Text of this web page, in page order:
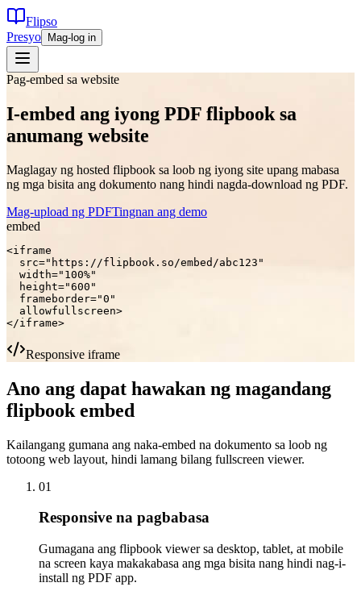
Flipso
Presyo
Mag-log in
Pag-embed sa website
I-embed ang iyong PDF flipbook sa
anumang website
Maglagay ng hosted flipbook sa loob ng iyong site upang mabasa
ng mga bisita ang dokumento nang hindi nagda-download ng PDF.
Mag-upload ng PDFTingnan ang demo
embed
<iframe
  src="https://flipbook.so/embed/abc123"
  width="100%"
  height="600"
  frameborder="0"
  allowfullscreen>
</iframe>
Responsive iframe
Ano ang dapat hawakan ng magandang
flipbook embed
Kailangang gumana ang naka-embed na dokumento sa loob ng
totoong web layout, hindi lamang bilang fullscreen viewer.
01
Responsive na pagbabasa
Gumagana ang flipbook viewer sa desktop, tablet, at mobile
na screen kaya makakabasa ang mga bisita nang hindi nag-i-
install ng PDF app.